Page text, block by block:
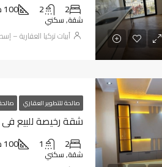
2
2 100 م2
شقة, سكني
أبيات تركيا العقارية –
صالحة للتطوير العقاري
شقة رخيصة للبيع في
2
1 100 م2
شقة, سكني